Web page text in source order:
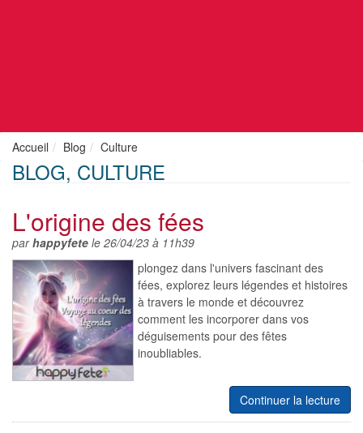
Accueil Blog Culture
BLOG, CULTURE
L'origine des fées
parhappyfete le 26/04/23 à 11h39
plongez dans l'univers fascinant des
fées, explorez leurs légendes et histoires
à travers le monde et découvrez
comment les incorporer dans vos
déguisements pour des fêtes
inoubliables.
Continuer la lecture